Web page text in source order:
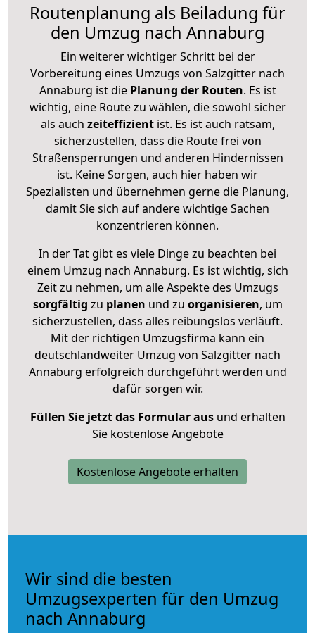
Routenplanung als Beiladung für
den Umzug nach Annaburg
Ein weiterer wichtiger Schritt bei der
Vorbereitung eines Umzugs von Salzgitter nach
Annaburg ist diePlanung der Routen. Es ist
wichtig, eine Route zu wählen, die sowohl sicher
als auch zeiteffizientist. Es ist auch ratsam,
sicherzustellen, dass die Route frei von
Straßensperrungen und anderen Hindernissen
ist. Keine Sorgen, auch hier haben wir
Spezialisten und übernehmen gerne die Planung,
damit Sie sich auf andere wichtige Sachen
konzentrieren können.
In der Tat gibt es viele Dinge zu beachten bei
einem Umzug nach Annaburg. Es ist wichtig, sich
Zeit zu nehmen, um alle Aspekte des Umzugs
sorgfältig zu planen und zu organisieren, um
sicherzustellen, dass alles reibungslos verläuft.
Mit der richtigen Umzugsfirma kann ein
deutschlandweiter Umzug von Salzgitter nach
Annaburg erfolgreich durchgeführt werden und
dafür sorgen wir.
Füllen Sie jetzt das Formular ausund erhalten
Sie kostenlose Angebote
Kostenlose Angebote erhalten
Wir sind die besten
Umzugsexperten für den Umzug
nach Annaburg